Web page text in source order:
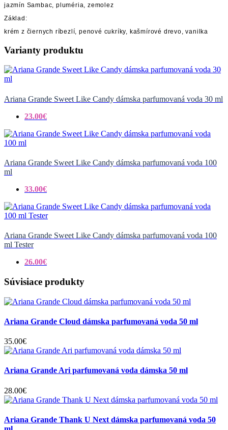
jazmín Sambac, pluméria, zemolez
Základ:
krém z čiernych ríbezlí, penové cukríky, kašmírové drevo, vanilka
Varianty produktu
Ariana Grande Sweet Like Candy dámska parfumovaná voda 30 ml
23.00€
Ariana Grande Sweet Like Candy dámska parfumovaná voda 100
ml
33.00€
Ariana Grande Sweet Like Candy dámska parfumovaná voda 100
ml Tester
26.00€
Súvisiace produkty
Ariana Grande Cloud dámska parfumovaná voda 50 ml
35.00€
Ariana Grande Ari parfumovaná voda dámska 50 ml
28.00€
Ariana Grande Thank U Next dámska parfumovaná voda 50